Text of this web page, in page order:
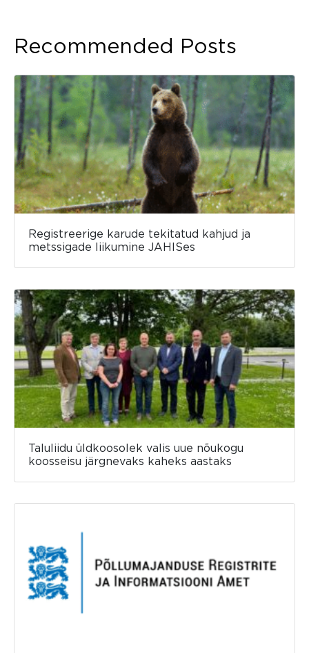
Recommended Posts
Registreerige karude tekitatud kahjud ja
metssigade liikumine JAHISes
Taluliidu üldkoosolek valis uue nõukogu
koosseisu järgnevaks kaheks aastaks